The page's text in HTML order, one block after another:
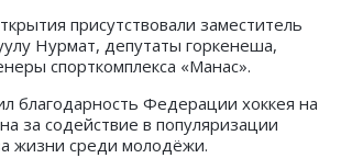
присутствовали заместитель
Нурмат, депутаты горкенеша,
спорткомплекса «Манас».
благодарность Федерации хоккея на
за содействие в популяризации
жизни среди молодёжи.